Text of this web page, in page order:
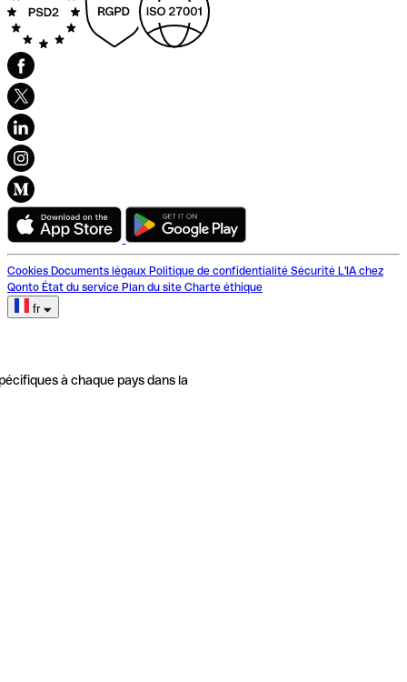
Cookies Documents légaux Politique de confidentialité Sécurité L'IA chez
Qonto État du service Plan du site Charte éthique
fr
à chaque pays dans la